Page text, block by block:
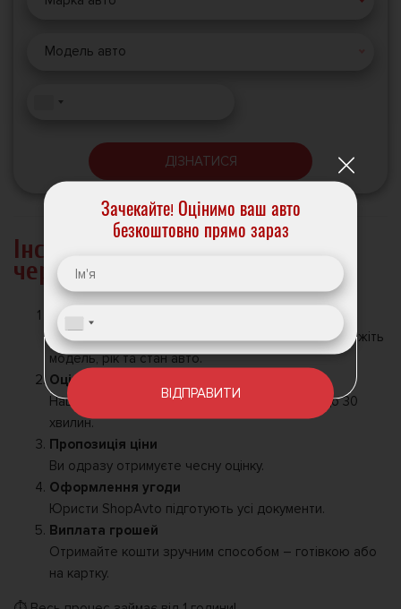
Модель авто
ДІЗНАТИСЯ
Інструкція: як продати Акура
через ShopAvto
Залишіть заявку на сайті або зателефонуйте. Вкажіть
модель, рік та стан авто.
Оцінка
Наш експерт огляне автомобіль. Це займає до 30
хвилин.
Пропозиція ціни
Ви одразу отримуєте чесну оцінку.
Оформлення угоди
Юристи ShopAvto підготують усі документи.
Виплата грошей
Отримайте кошти зручним способом – готівкою або
на картку.
Зачекайте! Оцінимо ваш авто
безкоштовно прямо зараз
ВІДПРАВИТИ